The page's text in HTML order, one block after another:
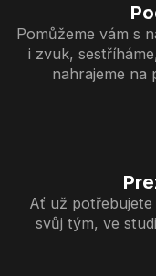
Pomůžeme vám s
i zvuk,
nahrajeme na
Ať už
svůj tým, ve